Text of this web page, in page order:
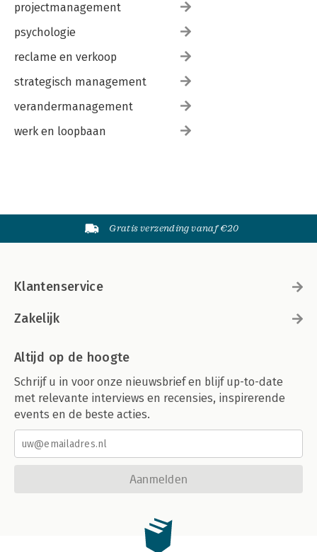
projectmanagement
psychologie
reclame en verkoop
strategisch management
verandermanagement
werk en loopbaan
Gratis verzending vanaf €20
Klantenservice
Zakelijk
Altijd op de hoogte
Schrijf u in voor onze nieuwsbrief en blijf up-to-date
met relevante interviews en recensies, inspirerende
events en de beste acties.
Aanmelden